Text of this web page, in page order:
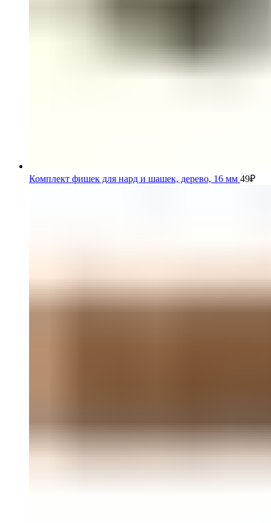
Комплект фишек для нард и шашек, дерево, 16 мм 49₽